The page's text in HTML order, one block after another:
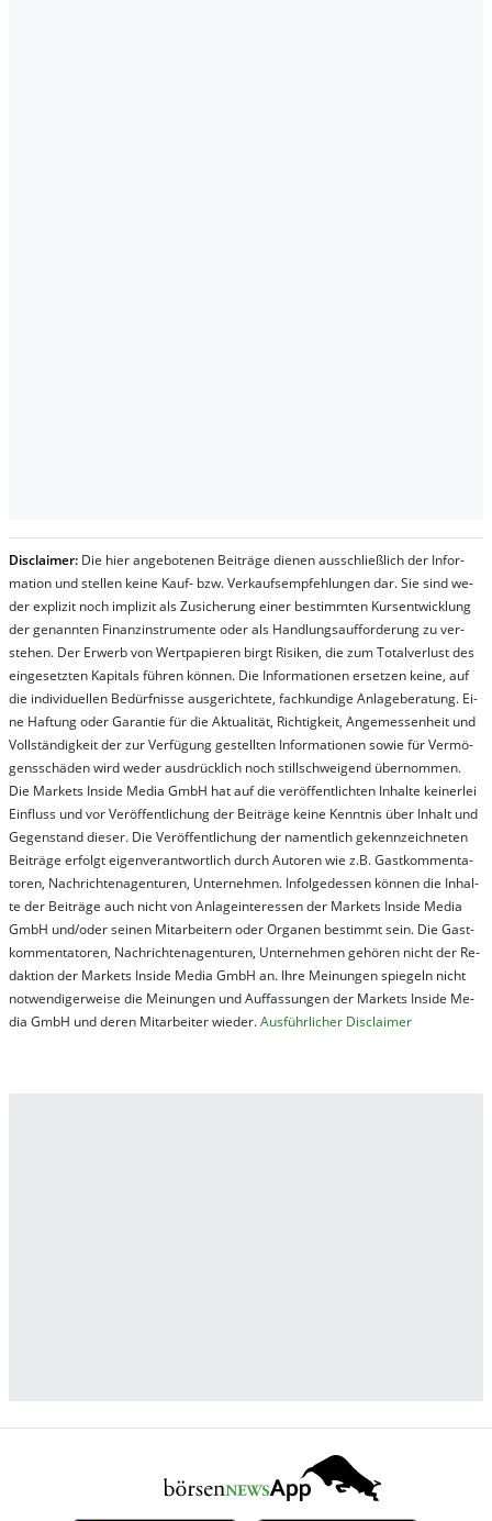
Dis­clai­mer: Die hier an­ge­bo­te­nen Bei­trä­ge die­nen aus­schließ­lich der In­for­
ma­t­ion und stel­len kei­ne Kauf- bzw. Ver­kaufs­em­pfeh­lung­en dar. Sie sind we­
der ex­pli­zit noch im­pli­zit als Zu­sich­er­ung ei­ner be­stim­mt­en Kurs­ent­wick­lung
der ge­nan­nt­en Fi­nanz­in­stru­men­te oder als Handl­ungs­auf­for­der­ung zu ver­
steh­en. Der Er­werb von Wert­pa­pier­en birgt Ri­si­ken, die zum To­tal­ver­lust des
ein­ge­setz­ten Ka­pi­tals füh­ren kön­nen. Die In­for­ma­tion­en er­setz­en kei­ne, auf
die in­di­vi­du­el­len Be­dür­fnis­se aus­ge­rich­te­te, fach­kun­di­ge An­la­ge­be­ra­tung. Ei­
ne Haf­tung oder Ga­ran­tie für die Ak­tu­ali­tät, Rich­tig­keit, An­ge­mes­sen­heit und
Vol­lständ­ig­keit der zur Ver­fü­gung ge­stel­lt­en In­for­ma­tion­en so­wie für Ver­mö­
gens­schä­den wird we­der aus­drück­lich noch stil­lschwei­gend über­nom­men.
Die Mar­kets In­side Me­dia GmbH hat auf die ver­öf­fent­lich­ten In­hal­te kei­ner­lei
Ein­fluss und vor Ver­öf­fent­lich­ung der Bei­trä­ge kei­ne Ken­nt­nis über In­halt und
Ge­gen­stand die­ser. Die Ver­öf­fent­lich­ung der na­ment­lich ge­kenn­zeich­net­en
Bei­trä­ge er­folgt ei­gen­ver­ant­wort­lich durch Au­tor­en wie z.B. Gast­kom­men­ta­
tor­en, Nach­richt­en­ag­en­tur­en, Un­ter­neh­men. In­fol­ge­des­sen kön­nen die In­hal­
te der Bei­trä­ge auch nicht von An­la­ge­in­te­res­sen der Mar­kets In­side Me­dia
GmbH und/oder sei­nen Mit­ar­bei­tern oder Or­ga­nen be­stim­mt sein. Die Gast­
kom­men­ta­tor­en, Nach­rich­ten­ag­en­tur­en, Un­ter­neh­men ge­hör­en nicht der Re­
dak­tion der Mar­kets In­side Me­dia GmbH an. Ihre Mei­nung­en spie­geln nicht
not­wen­di­ger­wei­se die Mei­nung­en und Auf­fas­sung­en der Mar­kets In­side Me­
dia GmbH und de­ren Mit­ar­bei­ter wie­der.Aus­führ­lich­er Dis­clai­mer